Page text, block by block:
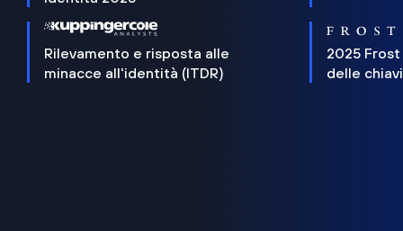
Rilevamento e risposta alle
minacce all'identità (ITDR)
2025 Frost
delle